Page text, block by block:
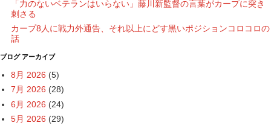
「力のないベテランはいらない」藤川新監督の言葉がカープに突き
刺さる
カープ8人に戦力外通告、それ以上にどす黒いポジションコロコロの
話
ブログ アーカイブ
8月 2026 (5)
7月 2026 (28)
6月 2026 (24)
5月 2026 (29)